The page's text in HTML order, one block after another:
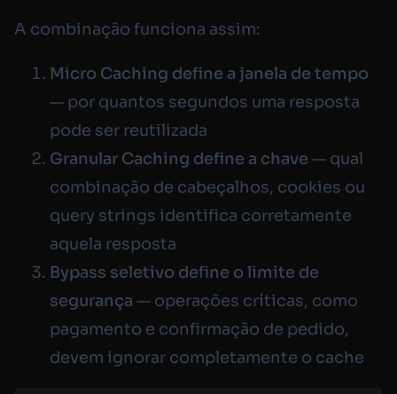
A combinação funciona assim:
Micro Caching define a janela de tempo
— por quantos segundos uma resposta
pode ser reutilizada
Granular Caching define a chave — qual
combinação de cabeçalhos, cookies ou
query strings identifica corretamente
aquela resposta
Bypass seletivo define o limite de
segurança — operações críticas, como
pagamento e confirmação de pedido,
devem ignorar completamente o cache